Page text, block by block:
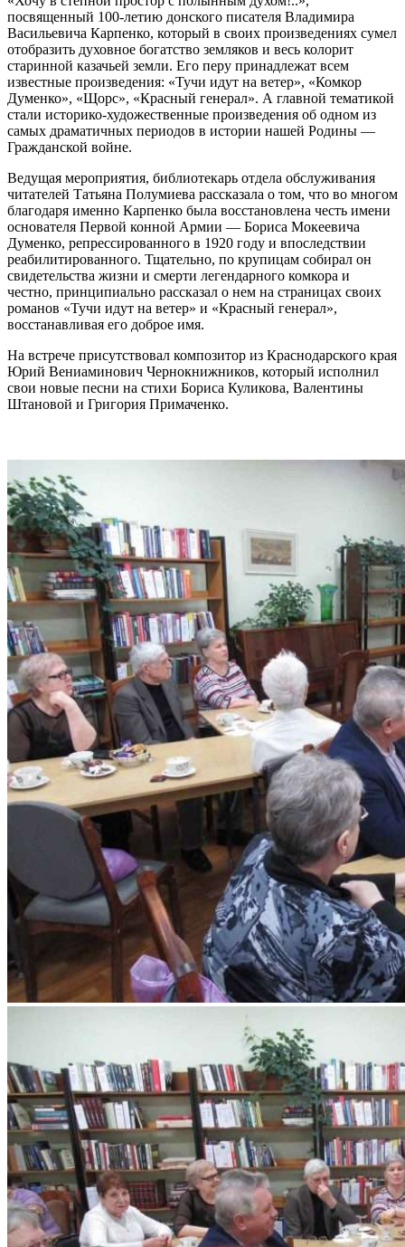
посвященный 100-летию донского писателя Владимира
Васильевича Карпенко, который в своих произведениях сумел
отобразить духовное богатство земляков и весь колорит
старинной казачьей земли. Его перу принадлежат всем
известные произведения: «Тучи идут на ветер», «Комкор
Думенко», «Щорс», «Красный генерал». А главной тематикой
стали историко-художественные произведения об одном из
самых драматичных периодов в истории нашей Родины —
Гражданской войне.
Ведущая мероприятия, библиотекарь отдела обслуживания
читателей Татьяна Полумиева рассказала о том, что во многом
благодаря именно Карпенко была восстановлена честь имени
основателя Первой конной Армии — Бориса Мокеевича
Думенко, репрессированного в 1920 году и впоследствии
реабилитированного. Тщательно, по крупицам собирал он
свидетельства жизни и смерти легендарного комкора и
честно, принципиально рассказал о нем на страницах своих
романов «Тучи идут на ветер» и «Красный генерал»,
восстанавливая его доброе имя.
На встрече присутствовал композитор из Краснодарского края
Юрий Вениаминович Чернокнижников, который исполнил
свои новые песни на стихи Бориса Куликова, Валентины
Штановой и Григория Примаченко.